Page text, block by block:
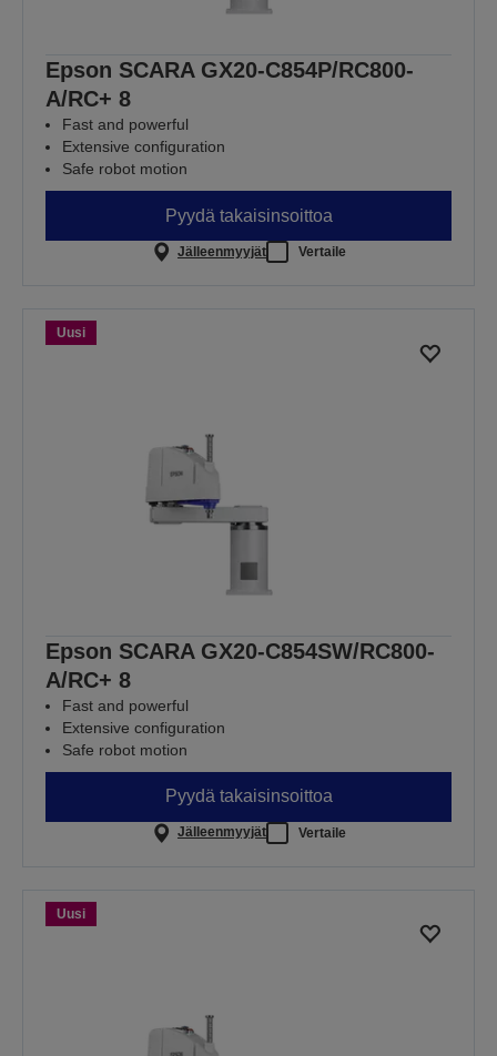
Epson SCARA GX20-C854P/RC800-
A/RC+ 8
Fast and powerful
Extensive configuration
Safe robot motion
Pyydä takaisinsoittoa
Jälleenmyyjät Vertaile
Uusi
Epson SCARA GX20-C854SW/RC800-
A/RC+ 8
Fast and powerful
Extensive configuration
Safe robot motion
Pyydä takaisinsoittoa
Jälleenmyyjät Vertaile
Uusi